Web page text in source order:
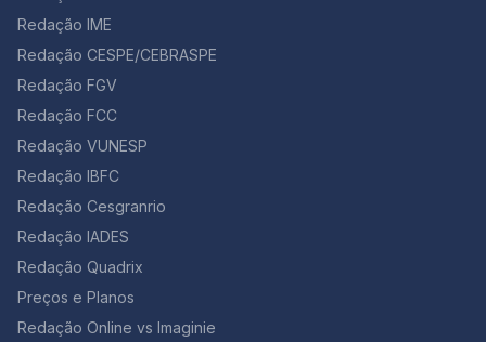
social O trabalho escravo contemporâneo é uma realidade
alarmante que reflete a herança de desigualdades
históricas e a negligência social. Sua abordagem na
redação permite destacar argumentos sólidos, repertórios
culturais ricos e reflexões críticas sobre a sociedade atual.
🎯 Aproveite para treinar sua redação na nossa plataforma
seus sonhos!
Redação IME
Redação CESPE/CEBRASPE
Redação FGV
Redação FCC
Redação VUNESP
Redação IBFC
Redação Cesgranrio
Redação IADES
Redação Quadrix
Preços e Planos
Redação Online vs Imaginie